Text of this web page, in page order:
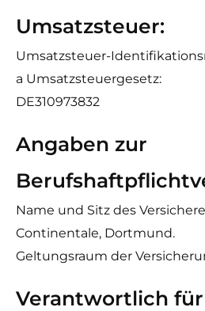
Umsatzsteuer:
Umsatzsteuer-
a Umsatzsteuergesetz:
DE310973832
Angaben zur
Name und Sitz des
Continentale, Dortmund.
Geltungsraum der
Verantwortlich